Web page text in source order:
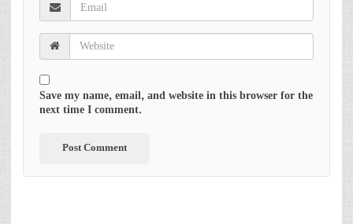
Save my name, email, and website in this browser for the
next time I comment.